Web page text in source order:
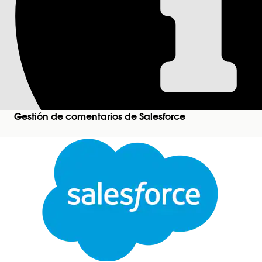
Este texto se tradujo con el sistema de traducción automática de Salesforce. Obtenga más
Gestión de comentarios de Salesforce
Activar
lenguaje natural
Active Procesamiento de lenguaje natural (NLP)
Disponible en:Enterprise Edition
Desde Configuración, en el cuadro Búsqueda
ActiveConfiguración de IA de Industries
Cree configuraciones de casos de uso para la
Perspectivas de procesamiento de lenguaje natural.
Crear configuraciones de casos de uso para
Cree configuraciones de casos de uso para